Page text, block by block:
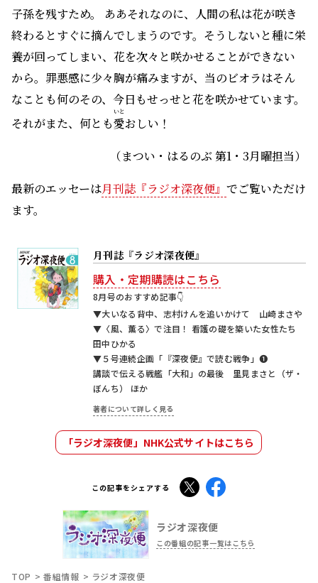
子孫を残すため。 ああそれなのに、人間の私は花が咲き
終わるとすぐに摘んでしまうのです。そうしないと種に栄
養が回ってしまい、花を次々と咲かせることができない
から。罪悪感に少々胸が痛みますが、当のビオラはそん
なことも何のその、今日もせっせと花を咲かせています。
それがまた、何とも愛
いと
おしい！
（まつい・はるのぶ 第1・3月曜担当）
最新のエッセーは月刊誌『ラジオ深夜便』 でご覧いただけ
ます。
月刊誌『ラジオ深夜便』
購入・定期購読はこちら
8月号のおすすめ記事👇
▼大いなる背中、志村けんを追いかけて 山崎まさや
▼〈風、薫る〉で注目！ 看護の礎を築いた女性たち
田中ひかる
▼５号連続企画「『深夜便』で読む戦争」❶
講談で伝える戦艦「大和」の最後 里見まさと（ザ・
ぼんち） ほか
著者について詳しく見る
「ラジオ深夜便」NHK公式サイトはこちら
この記事をシェアする X Facebook
ラジオ深夜便
この番組の記事一覧はこちら
TOP 番組情報 ラジオ深夜便